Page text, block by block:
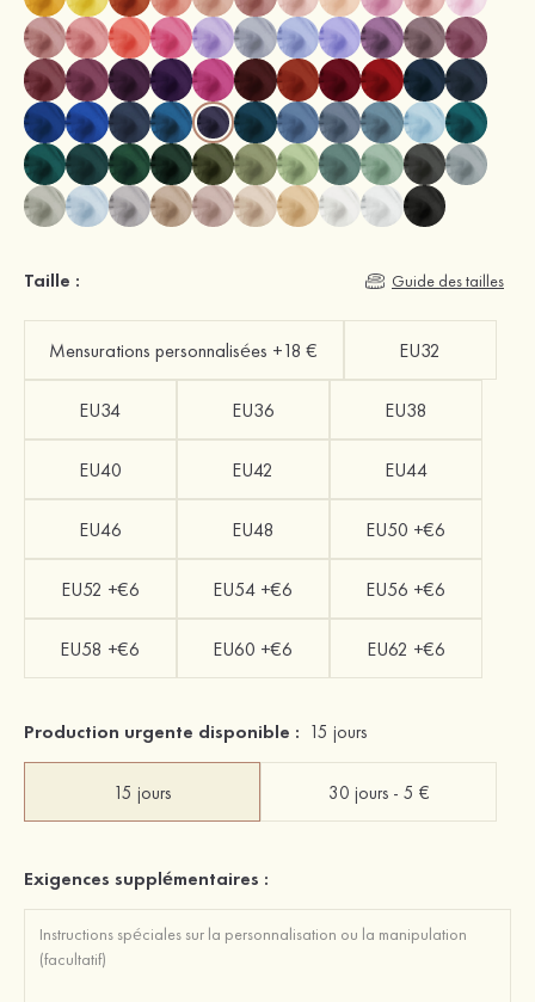
Taille : Guide des tailles
Mensurations personnalisées +18 € EU32
EU34 EU36 EU38
EU40 EU42 EU44
EU46 EU48 EU50 +€6
EU52 +€6 EU54 +€6 EU56 +€6
EU58 +€6 EU60 +€6 EU62 +€6
Production urgente disponible : 15 jours
15 jours 30 jours - 5 €
Exigences supplémentaires :